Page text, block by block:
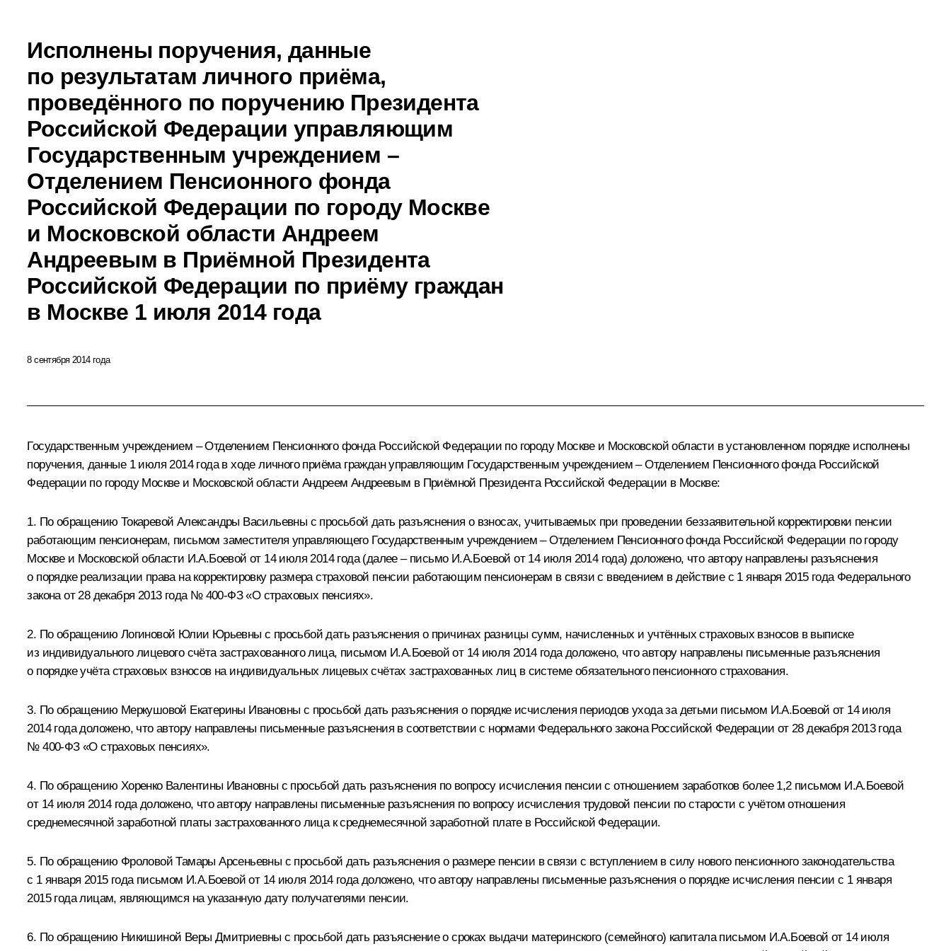
Исполнены поручения, данные
по результатам личного приёма,
проведённого по поручению Президента
Российской Федерации управляющим
Государственным учреждением –
Отделением Пенсионного фонда
Российской Федерации по городу Москве
и Московской области Андреем
Андреевым в Приёмной Президента
Российской Федерации по приёму граждан
в Москве 1 июля 2014 года
8 сентября 2014 года
Государственным учреждением – Отделением Пенсионного фонда Российской Федерации по городу Москве и Московской области в установленном порядке исполнены
поручения, данные 1 июля 2014 года в ходе личного приёма граждан управляющим Государственным учреждением – Отделением Пенсионного фонда Российской
Федерации по городу Москве и Московской области Андреем Андреевым в Приёмной Президента Российской Федерации в Москве:
1. По обращению Токаревой Александры Васильевны с просьбой дать разъяснения о взносах, учитываемых при проведении беззаявительной корректировки пенсии
работающим пенсионерам, письмом заместителя управляющего Государственным учреждением – Отделением Пенсионного фонда Российской Федерации по городу
Москве и Московской области И.А.Боевой от 14 июля 2014 года (далее – письмо И.А.Боевой от 14 июля 2014 года) доложено, что автору направлены разъяснения
о порядке реализации права на корректировку размера страховой пенсии работающим пенсионерам в связи с введением в действие с 1 января 2015 года Федерального
закона от 28 декабря 2013 года № 400-ФЗ «О страховых пенсиях».
2. По обращению Логиновой Юлии Юрьевны с просьбой дать разъяснения о причинах разницы сумм, начисленных и учтённых страховых взносов в выписке
из индивидуального лицевого счёта застрахованного лица, письмом И.А.Боевой от 14 июля 2014 года доложено, что автору направлены письменные разъяснения
о порядке учёта страховых взносов на индивидуальных лицевых счётах застрахованных лиц в системе обязательного пенсионного страхования.
3. По обращению Меркушовой Екатерины Ивановны с просьбой дать разъяснения о порядке исчисления периодов ухода за детьми письмом И.А.Боевой от 14 июля
2014 года доложено, что автору направлены письменные разъяснения в соответствии с нормами Федерального закона Российской Федерации от 28 декабря 2013 года
№ 400-ФЗ «О страховых пенсиях».
4. По обращению Хоренко Валентины Ивановны с просьбой дать разъяснения по вопросу исчисления пенсии с отношением заработков более 1,2 письмом И.А.Боевой
от 14 июля 2014 года доложено, что автору направлены письменные разъяснения по вопросу исчисления трудовой пенсии по старости с учётом отношения
среднемесячной заработной платы застрахованного лица к среднемесячной заработной плате в Российской Федерации.
5. По обращению Фроловой Тамары Арсеньевны с просьбой дать разъяснения о размере пенсии в связи с вступлением в силу нового пенсионного законодательства
с 1 января 2015 года письмом И.А.Боевой от 14 июля 2014 года доложено, что автору направлены письменные разъяснения о порядке исчисления пенсии с 1 января
2015 года лицам, являющимся на указанную дату получателями пенсии.
6. По обращению Никишиной Веры Дмитриевны с просьбой дать разъяснение о сроках выдачи материнского (семейного) капитала письмом И.А.Боевой от 14 июля